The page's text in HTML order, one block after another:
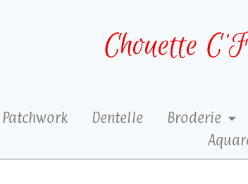
Chouette
Patchwork Dentelle Broderie